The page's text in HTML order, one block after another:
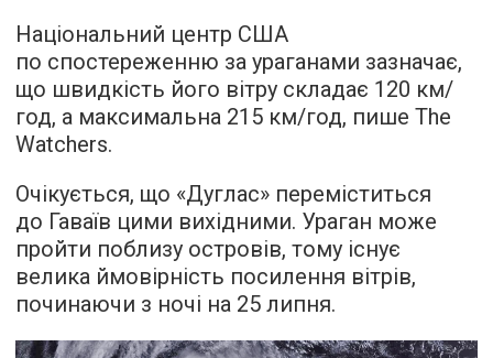
Національний центр США
по спостереженню за ураганами зазначає,
що швидкість його вітру складає 120 км/
год, а максимальна 215 км/год, пише The
Watchers.
Очікується, що «Дуглас» переміститься
до Гаваїв цими вихідними. Ураган може
пройти поблизу островів, тому існує
велика ймовірність посилення вітрів,
починаючи з ночі на 25 липня.